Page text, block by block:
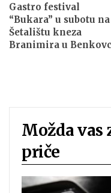
Gastro festival
“Bukara” u subotu na
Šetalištu kneza
Branimira u
Možda vas
priče